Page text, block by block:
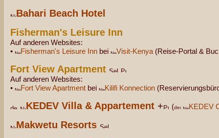
Bahari Beach Hotel
Fisherman's Leisure Inn
Auf anderen Websites:
•
Fisherman's Leisure Inn bei Visit-Kenya (Reise-Portal &
Fort View Apartment
Auf anderen Websites:
•
Fort View Apartment bei Kilifi Konnection
KEDEV Villa & Appartement + ( KEDEV
Makwetu Resorts